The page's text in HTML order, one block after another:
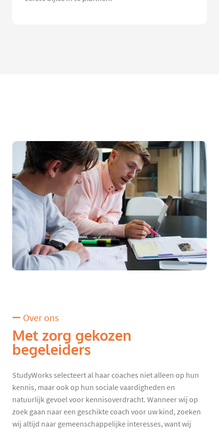
Over ons
Met zorg gekozen
begeleiders
StudyWorks selecteert al haar coaches niet alleen op hun
kennis, maar ook op hun sociale vaardigheden en
natuurlijk gevoel voor kennisoverdracht. Wanneer wij op
zoek gaan naar een geschikte coach voor uw kind, zoeken
wij altijd naar gemeenschappelijke interesses, want wij